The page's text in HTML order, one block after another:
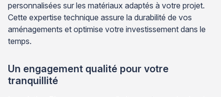
personnalisées sur les matériaux adaptés à votre projet.
Cette expertise technique assure la durabilité de vos
aménagements et optimise votre investissement dans le
temps.
Un engagement qualité pour votre
tranquillité